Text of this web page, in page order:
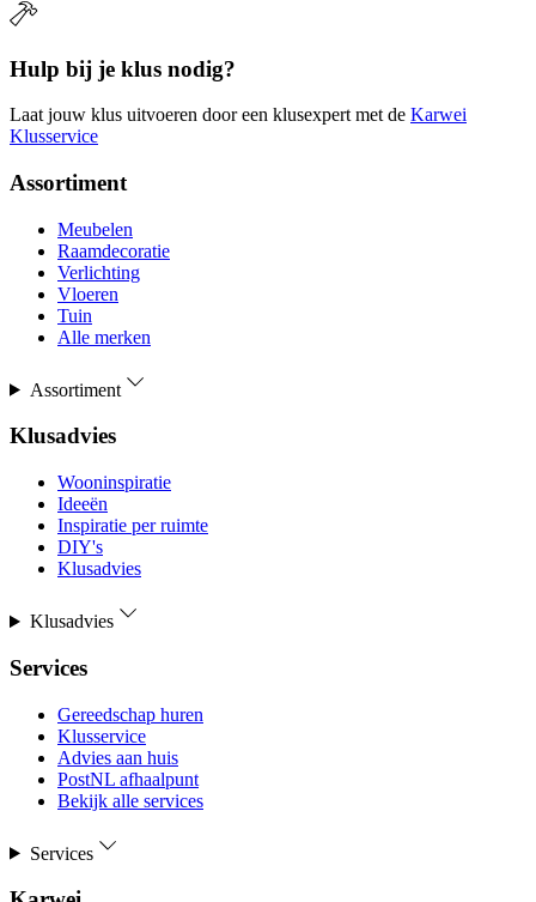
Hulp bij je klus nodig?
Laat jouw klus uitvoeren door een klusexpert met de Karwei
Klusservice
Assortiment
Meubelen
Raamdecoratie
Verlichting
Vloeren
Tuin
Alle merken
Assortiment
Klusadvies
Wooninspiratie
Ideeën
Inspiratie per ruimte
DIY's
Klusadvies
Klusadvies
Services
Gereedschap huren
Klusservice
Advies aan huis
PostNL afhaalpunt
Bekijk alle services
Services